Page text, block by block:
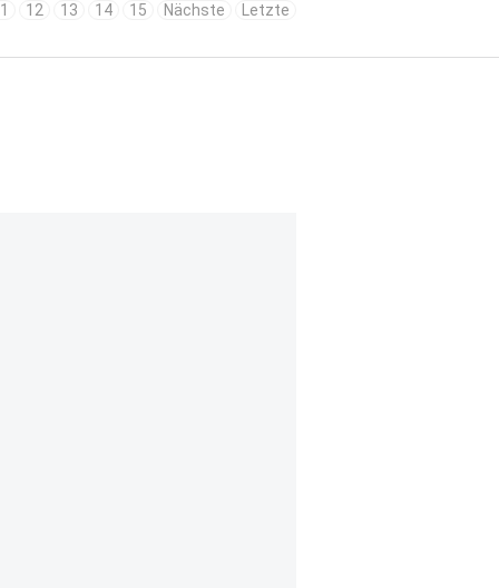
12 13 14 15 Nächste Letzte